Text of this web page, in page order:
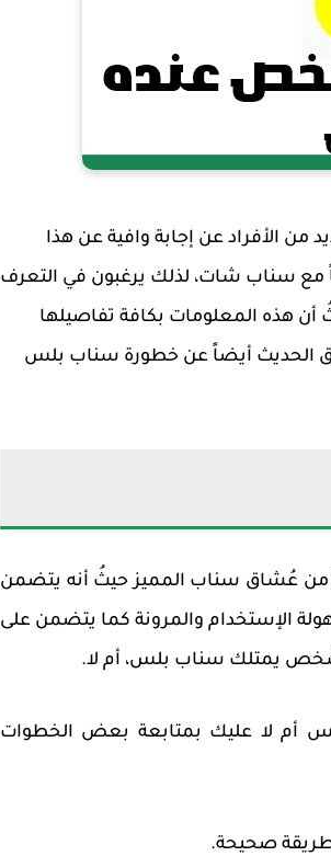
من الأفراد عن إجابة وافية عن هذا
مع سناب شات، لذلك يرغبون في التعرف
هذه المعلومات بكافة تفاصيلها
الحديث أيضاً عن خطورة سناب بلس
عُشاق سناب المميز حيثُ أنه يتضمن
الإستخدام والمرونة كما يتضمن على
يمتلك سناب بلس، أم لا.
أم لا عليك بمتابعة بعض الخطوات
صحيحة.